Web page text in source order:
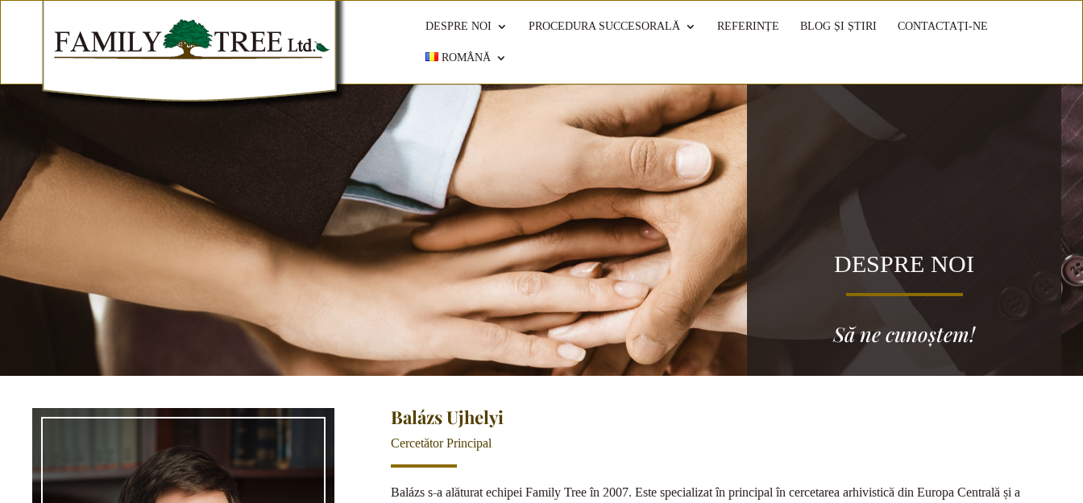
DESPRE NOI PROCEDURA SUCCESORALĂ REFERINȚE BLOG ȘI ȘTIRI CONTACTAȚI-NE
ROMÂNĂ
DESPRE NOI
Să ne cunoștem!
Balázs Ujhelyi
Cercetător Principal
Balázs s-a alăturat echipei Family Tree în 2007. Este specializat în principal în cercetarea arhivistică din Europa Centrală și a